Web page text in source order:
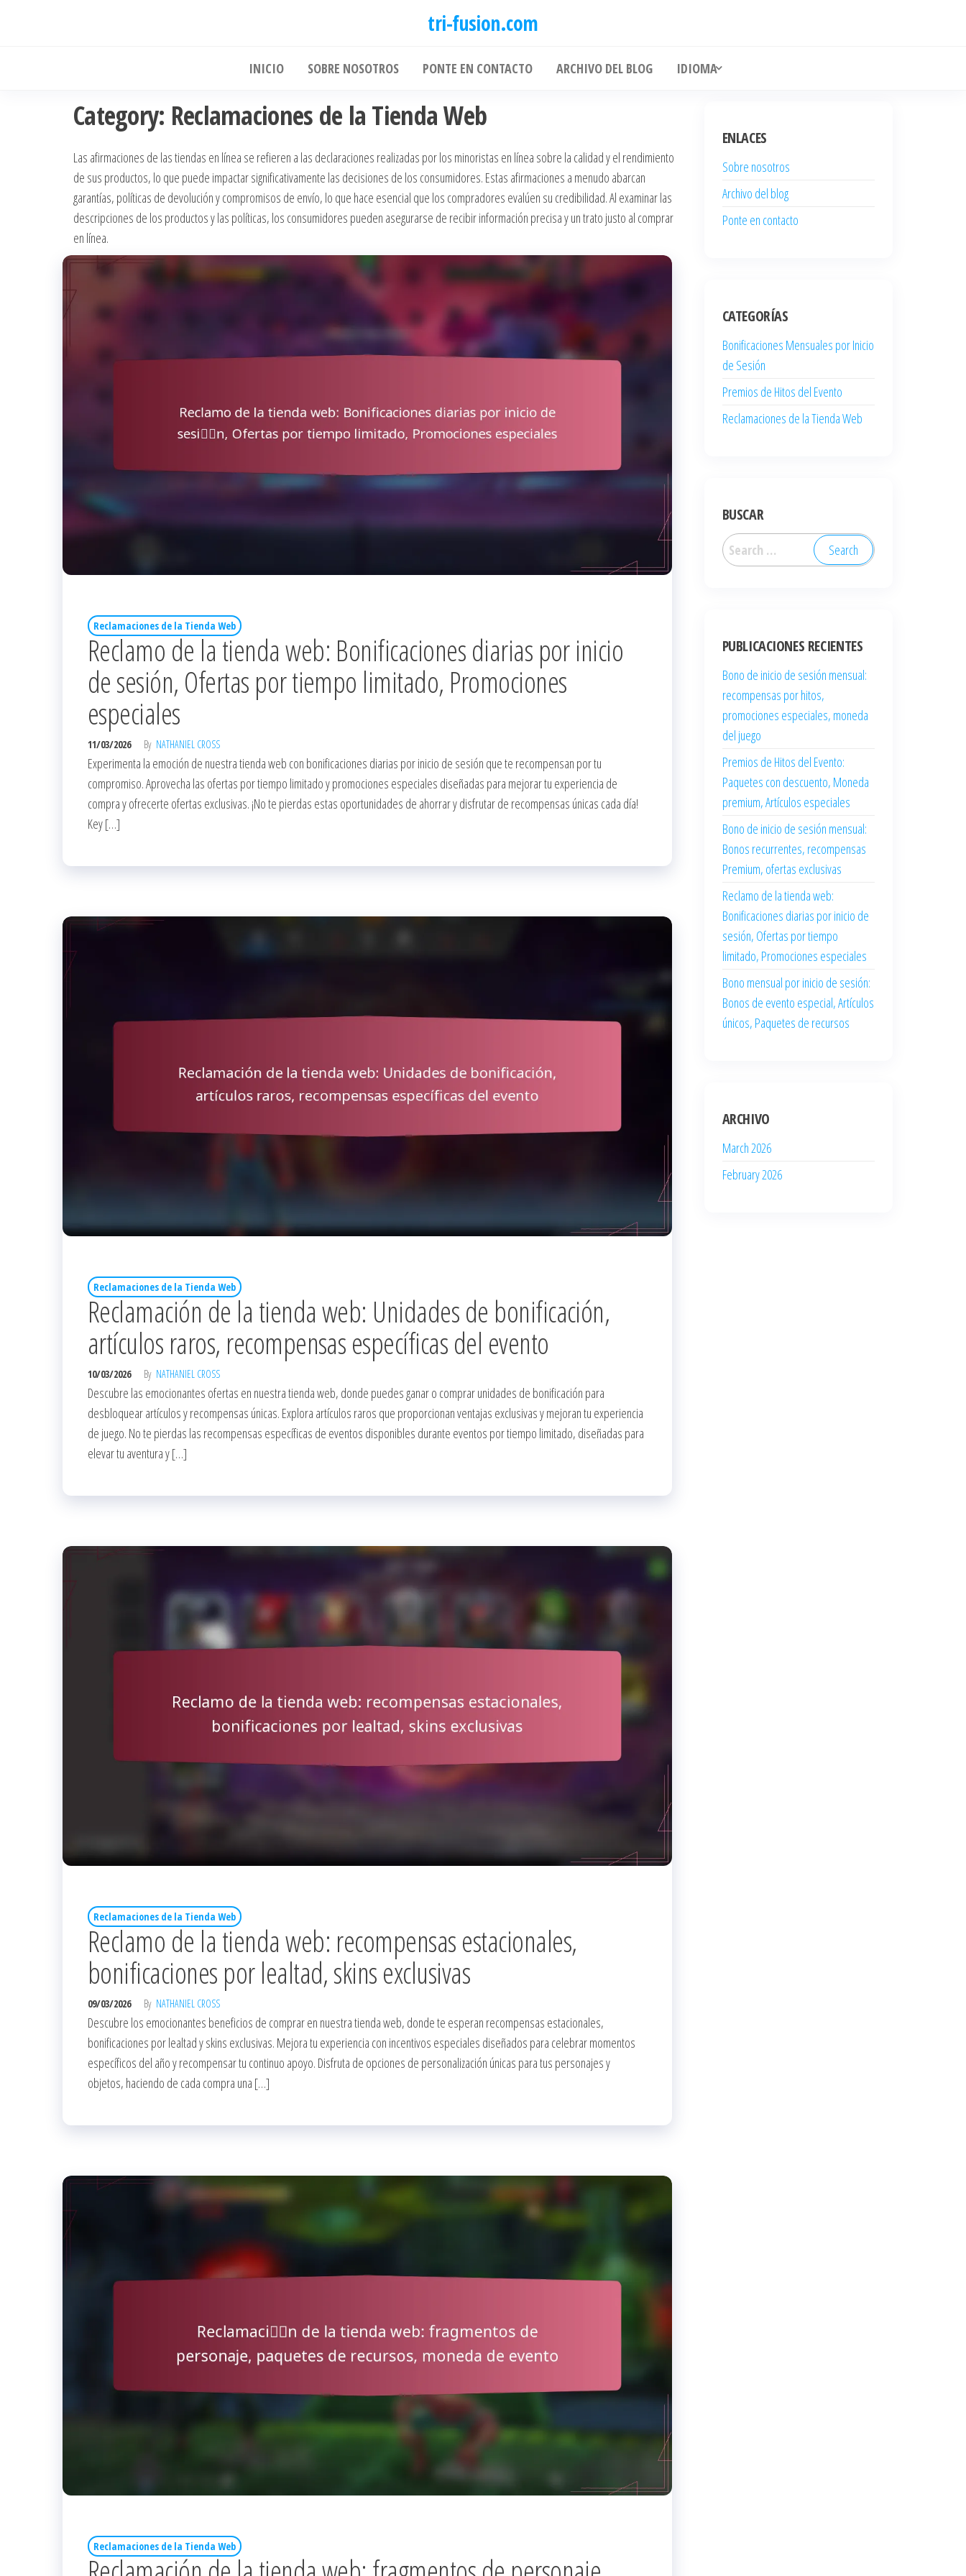
tri-fusion.com
INICIO SOBRE NOSOTROS PONTE EN CONTACTO ARCHIVO DEL BLOG IDIOMA
Category: Reclamaciones de la Tienda Web
Las afirmaciones de las tiendas en línea se refieren a las declaraciones realizadas por los minoristas en línea sobre la calidad y el rendimiento
de sus productos, lo que puede impactar significativamente las decisiones de los consumidores. Estas afirmaciones a menudo abarcan
garantías, políticas de devolución y compromisos de envío, lo que hace esencial que los compradores evalúen su credibilidad. Al examinar las
descripciones de los productos y las políticas, los consumidores pueden asegurarse de recibir información precisa y un trato justo al comprar
en línea.
Reclamaciones de la Tienda Web
Reclamo de la tienda web: Bonificaciones diarias por inicio
de sesión, Ofertas por tiempo limitado, Promociones
especiales
11/03/2026 By NATHANIEL CROSS
Experimenta la emoción de nuestra tienda web con bonificaciones diarias por inicio de sesión que te recompensan por tu
compromiso. Aprovecha las ofertas por tiempo limitado y promociones especiales diseñadas para mejorar tu experiencia de
compra y ofrecerte ofertas exclusivas. ¡No te pierdas estas oportunidades de ahorrar y disfrutar de recompensas únicas cada día!
Key […]
Reclamaciones de la Tienda Web
Reclamación de la tienda web: Unidades de bonificación,
artículos raros, recompensas específicas del evento
10/03/2026 By NATHANIEL CROSS
Descubre las emocionantes ofertas en nuestra tienda web, donde puedes ganar o comprar unidades de bonificación para
desbloquear artículos y recompensas únicas. Explora artículos raros que proporcionan ventajas exclusivas y mejoran tu experiencia
de juego. No te pierdas las recompensas específicas de eventos disponibles durante eventos por tiempo limitado, diseñadas para
elevar tu aventura y […]
Reclamaciones de la Tienda Web
Reclamo de la tienda web: recompensas estacionales,
bonificaciones por lealtad, skins exclusivas
09/03/2026 By NATHANIEL CROSS
Descubre los emocionantes beneficios de comprar en nuestra tienda web, donde te esperan recompensas estacionales,
bonificaciones por lealtad y skins exclusivas. Mejora tu experiencia con incentivos especiales diseñados para celebrar momentos
específicos del año y recompensar tu continuo apoyo. Disfruta de opciones de personalización únicas para tus personajes y
objetos, haciendo de cada compra una […]
Reclamaciones de la Tienda Web
ENLACES
Sobre nosotros
Archivo del blog
Ponte en contacto
CATEGORÍAS
Bonificaciones Mensuales por Inicio
de Sesión
Premios de Hitos del Evento
Reclamaciones de la Tienda Web
BUSCAR
Search
for:
PUBLICACIONES RECIENTES
Bono de inicio de sesión mensual:
recompensas por hitos,
promociones especiales, moneda
del juego
Premios de Hitos del Evento:
Paquetes con descuento, Moneda
premium, Artículos especiales
Bono de inicio de sesión mensual:
Bonos recurrentes, recompensas
Premium, ofertas exclusivas
Reclamo de la tienda web:
Bonificaciones diarias por inicio de
sesión, Ofertas por tiempo
limitado, Promociones especiales
Bono mensual por inicio de sesión:
Bonos de evento especial, Artículos
únicos, Paquetes de recursos
ARCHIVO
March 2026
February 2026